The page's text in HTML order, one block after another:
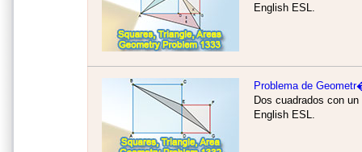
English ESL.
Problema de
Dos cuadrados con
English ESL.